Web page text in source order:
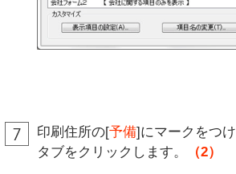
印刷住所の[予備]にマークをつけ
タブをクリックします。
（2）